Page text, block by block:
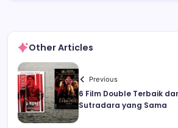
Other Articles
Previous
6 Film Double Terbaik
Sutradara yang Sama